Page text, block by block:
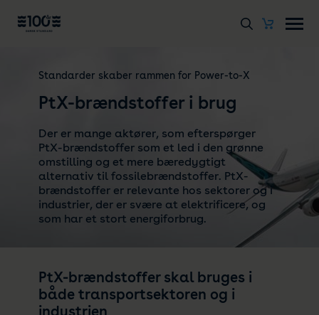
Standarder skaber rammen for Power-to-X
PtX-brændstoffer i brug
Der er mange aktører, som efterspørger
PtX-brændstoffer som et led i den grønne
omstilling og et mere bæredygtigt
alternativ til fossilebrændstoffer. PtX-
brændstoffer er relevante hos sektorer og i
industrier, der er svære at elektrificere, og
som har et stort energiforbrug.
PtX-brændstoffer skal bruges i
både transportsektoren og i
industrien